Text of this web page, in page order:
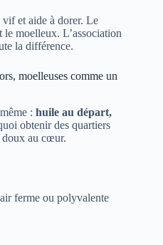
et aide à dorer. Le
le moelleux. L’association
la différence.
moelleuses comme un
: huile au départ,
obtenir des quartiers
doux au cœur.
ferme ou polyvalente